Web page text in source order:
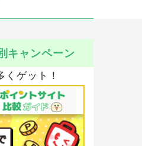
キャンペーン
ゲット！